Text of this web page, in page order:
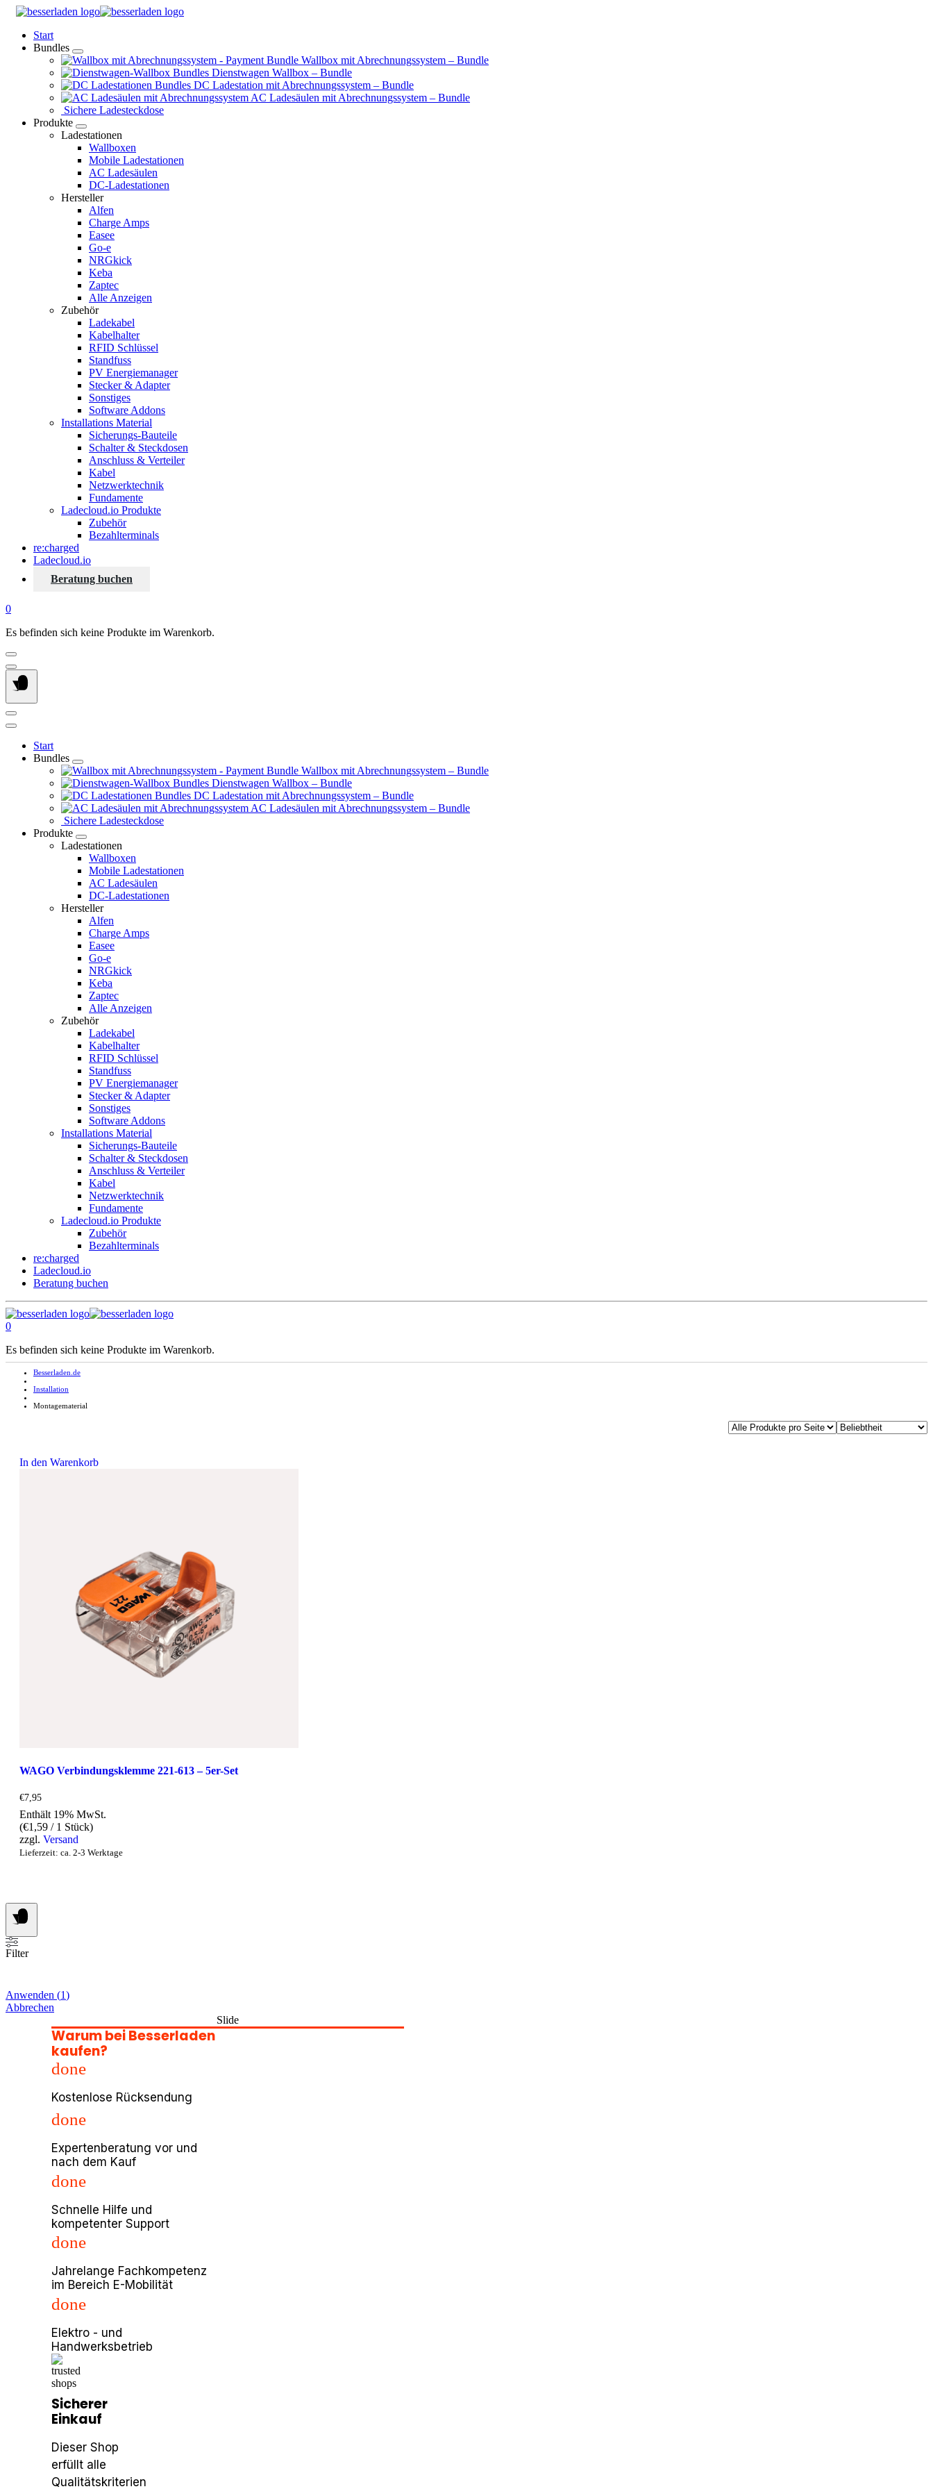
Springe
Inhalt
Start
Bundles
Wallbox mit Abrechnungssystem – Bundle
Dienstwagen Wallbox – Bundle
DC Ladestation mit Abrechnungssystem – Bundle
AC Ladesäulen mit Abrechnungssystem – Bundle
Sichere Ladesteckdose
Produkte
Ladestationen
Wallboxen
Mobile Ladestationen
AC Ladesäulen
DC-Ladestationen
Hersteller
Alfen
Charge Amps
Easee
Go-e
NRGkick
Keba
Zaptec
Alle Anzeigen
Zubehör
Ladekabel
Kabelhalter
RFID Schlüssel
Standfuss
PV Energiemanager
Stecker & Adapter
Sonstiges
Software Addons
Installations Material
Sicherungs-Bauteile
Schalter & Steckdosen
Anschluss & Verteiler
Kabel
Netzwerktechnik
Fundamente
Ladecloud.io Produkte
Zubehör
Bezahlterminals
re:charged
Ladecloud.io
Beratung buchen
0
Es befinden sich keine Produkte im Warenkorb.
Start
Bundles
Wallbox mit Abrechnungssystem – Bundle
Dienstwagen Wallbox – Bundle
DC Ladestation mit Abrechnungssystem – Bundle
AC Ladesäulen mit Abrechnungssystem – Bundle
Sichere Ladesteckdose
Produkte
Ladestationen
Wallboxen
Mobile Ladestationen
AC Ladesäulen
DC-Ladestationen
Hersteller
Alfen
Charge Amps
Easee
Go-e
NRGkick
Keba
Zaptec
Alle Anzeigen
Zubehör
Ladekabel
Kabelhalter
RFID Schlüssel
Standfuss
PV Energiemanager
Stecker & Adapter
Sonstiges
Software Addons
Installations Material
Sicherungs-Bauteile
Schalter & Steckdosen
Anschluss & Verteiler
Kabel
Netzwerktechnik
Fundamente
Ladecloud.io Produkte
Zubehör
Bezahlterminals
re:charged
Ladecloud.io
Beratung buchen
0
Es befinden sich keine Produkte im Warenkorb.
Besserladen.de
Installation
Montagematerial
In den Warenkorb
WAGO Verbindungsklemme 221-613 – 5er-Set
€7,95
Enthält 19% MwSt.
(€1,59 / 1 Stück)
zzgl. Versand
Lieferzeit: ca. 2-3 Werktage
Filter
Anwenden (1)
Abbrechen
Slide
Warum bei Besserladen
kaufen?
done
Kostenlose Rücksendung
done
Expertenberatung vor und
nach dem Kauf
done
Schnelle Hilfe und
kompetenter Support
done
Jahrelange Fachkompetenz
im Bereich E-Mobilität
done
Elektro - und
Handwerksbetrieb
Sicherer
Einkauf
Dieser Shop
erfüllt alle
Qualitätskriterien